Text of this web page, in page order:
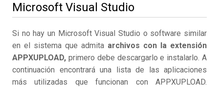
Microsoft Visual Studio
Si no hay un Microsoft Visual Studio o software similar
en el sistema que admita archivos con la extensión
APPXUPLOAD, primero debe descargarlo e instalarlo. A
continuación encontrará una lista de las aplicaciones
más utilizadas que funcionan con APPXUPLOAD.